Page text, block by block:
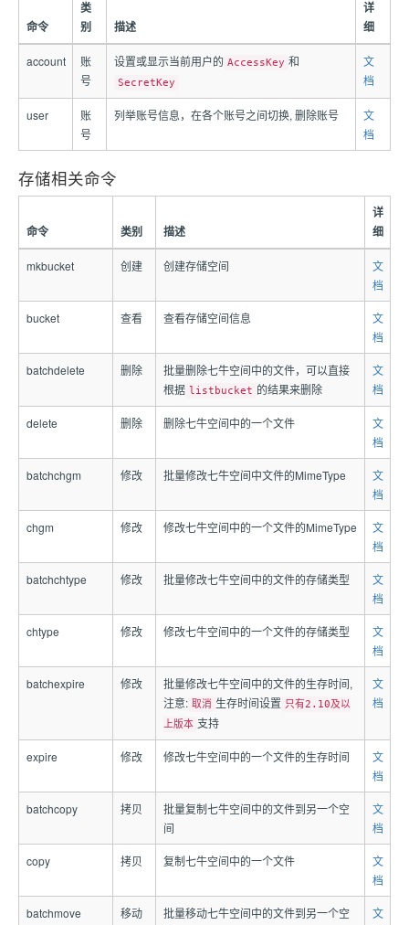
命令
类
别
描述
详
细
account
账
号
设置或显示当前用户的 AccessKey 和
SecretKey
文
档
user
账
号
列举账号信息，在各个账号之间切换, 删除账号
文
档
存储相关命令
命令 类别 描述
详
细
mkbucket 创建 创建存储空间
文
档
bucket 查看 查看存储空间信息
文
档
batchdelete 删除
批量删除七牛空间中的文件，可以直接
根据 listbucket 的结果来删除
文
档
delete 删除 删除七牛空间中的一个文件
文
档
batchchgm 修改 批量修改七牛空间中文件的MimeType
文
档
chgm 修改 修改七牛空间中的一个文件的MimeType
文
档
batchchtype 修改 批量修改七牛空间中的文件的存储类型
文
档
chtype 修改 修改七牛空间中的一个文件的存储类型
文
档
batchexpire 修改
批量修改七牛空间中的文件的生存时间,
注意: 取消 生存时间设置 只有2.10及以
上版本 支持
文
档
expire 修改 修改七牛空间中的一个文件的生存时间
文
档
batchcopy 拷贝
批量复制七牛空间中的文件到另一个空
间
文
档
copy 拷贝 复制七牛空间中的一个文件
文
档
batchmove 移动
批量移动七牛空间中的文件到另一个空
文